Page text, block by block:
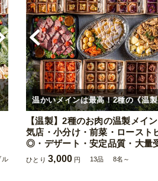
ル
温かいメインは最高！2種の《温
【温製】2種のお肉の温製メイ
気店・小分け・前菜・ロースト
◎・デザート・安定品質・大量
ひとり 3,000 円 13品 8名～